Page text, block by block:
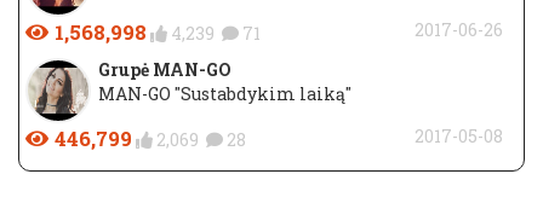
1,568,998 4,239 71
2017-06-26
Grupė MAN-GO
MAN-GO "Sustabdykim laiką"
446,799 2,069 28 2017-05-08